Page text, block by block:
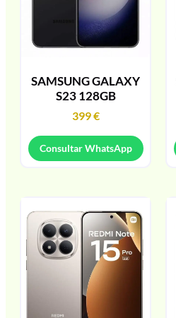
SAMSUNG GALAXY
S23 128GB
399€
Consultar WhatsApp